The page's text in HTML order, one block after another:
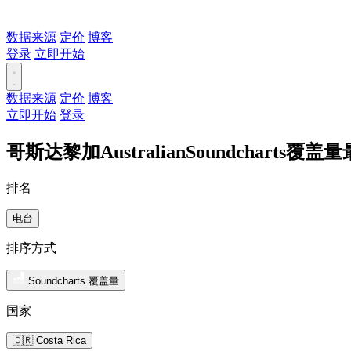
数据来源 定价 博客
登录 立即开始
数据来源 定价 博客
立即开始 登录
哥斯达黎加AustralianSoundcharts覆盖量
排名
电台
排序方式
Soundcharts 覆盖量
国家
🇨🇷 Costa Rica